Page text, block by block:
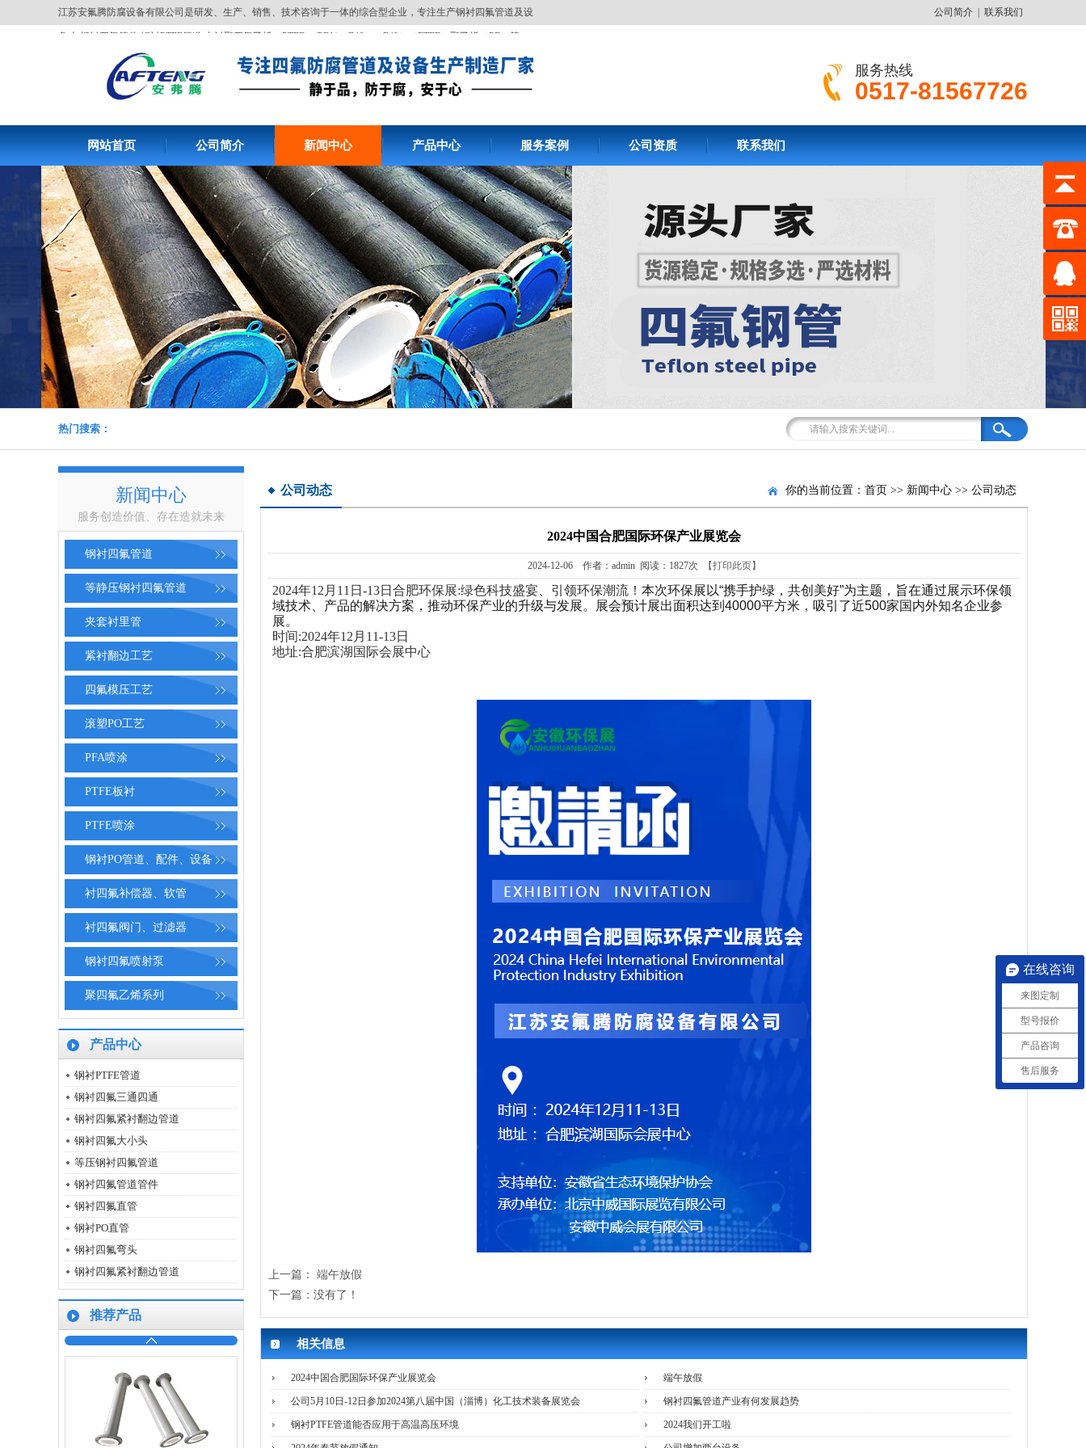
江苏安氟腾防腐设备有限公司是研发、生产、销售、技术咨询于一体的综合型企业，专注生产钢衬四氟管道及设
备,包括衬四氟管件,钢衬PTFE管道,内衬聚四氟乙烯（PTFE）(PFA)（F46）（F40）（ETFE）聚乙烯（PE）等
公司简介 联系我们
服务热线
0517-81567726
网站首页 公司简介 新闻中心 产品中心 服务案例 公司资质 联系我们
热门搜索：
新闻中心
服务创造价值、存在造就未来
钢衬四氟管道
等静压钢衬四氟管道
夹套衬里管
紧衬翻边工艺
四氟模压工艺
滚塑PO工艺
PFA喷涂
PTFE板衬
PTFE喷涂
钢衬PO管道、配件、设备
衬四氟补偿器、软管
衬四氟阀门、过滤器
钢衬四氟喷射泵
聚四氟乙烯系列
产品中心
钢衬PTFE管道
钢衬四氟三通四通
钢衬四氟紧衬翻边管道
钢衬四氟大小头
等压钢衬四氟管道
钢衬四氟管道管件
钢衬四氟直管
钢衬PO直管
钢衬四氟弯头
钢衬四氟紧衬翻边管道
推荐产品
钢衬四氟紧衬翻边管道
公司动态 你的当前位置： 首页 >> 新闻中心 >> 公司动态
2024中国合肥国际环保产业展览会
2024-12-06 作者：admin 阅读：1827次 【打印此页】
2024年12月11日-13日合肥环保展:绿色科技盛宴、引领环保潮流！ 本次环保展以“携手护绿，共创美好”为主题，旨在通过展示环保领
域技术、产品的解决方案，推动环保产业的升级与发展。展会预计展出面积达到40000平方米，吸引了近500家国内外知名企业参
展。
时间:2024年12月11-13日
地址:合肥滨湖国际会展中心
上一篇： 端午放假
下一篇：没有了！
相关信息
2024中国合肥国际环保产业展览会 端午放假
公司5月10日-12日参加2024第八届中国（淄博）化工技术装备展览会 钢衬四氟管道产业有何发展趋势
钢衬PTFE管道能否应用于高温高压环境 2024我们开工啦
在线咨询
来图定制
型号报价
产品咨询
售后服务